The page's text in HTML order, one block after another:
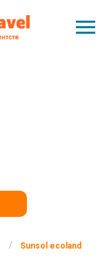
/
Sunsol ecoland